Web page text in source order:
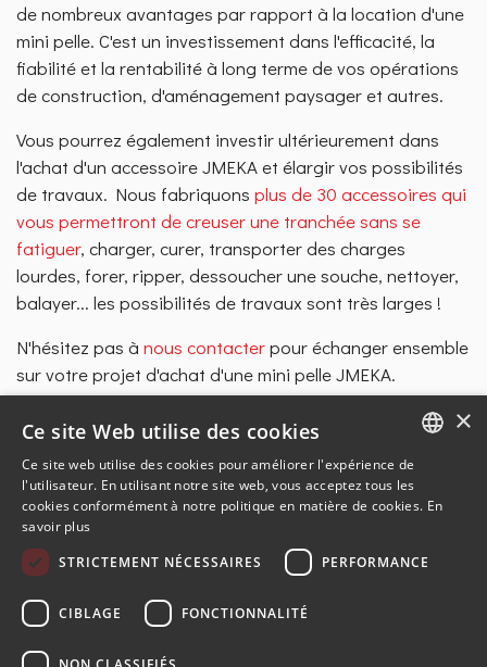
de nombreux avantages par rapport à la location d'une
mini pelle. C'est un investissement dans l'efficacité, la
fiabilité et la rentabilité à long terme de vos opérations
de construction, d'aménagement paysager et autres.
Vous pourrez également investir ultérieurement dans
l'achat d'un accessoire JMEKA et élargir vos possibilités
de travaux. Nous fabriquons plus de 30 accessoires qui
vous permettront de creuser une tranchée sans se
fatiguer, charger, curer, transporter des charges
lourdes, forer, ripper, dessoucher une souche, nettoyer,
balayer... les possibilités de travaux sont très larges !
N'hésitez pas à nous contacterpour échanger ensemble
sur votre projet d'achat d'une mini pelle JMEKA.
contact@jmeka.fr
03.88.58.69.69
Article précédent : Information JMEKA
Précédent Article suivant
Suivant
FRENCH
×
Ce site Web utilise des cookies
Ce site web utilise des cookies pour améliorer l'expérience de
l'utilisateur. En utilisant notre site web, vous acceptez tous les
cookies conformément à notre politique en matière de cookies. En
savoir plus
STRICTEMENT NÉCESSAIRES
PERFORMANCE
CIBLAGE FONCTIONNALITÉ